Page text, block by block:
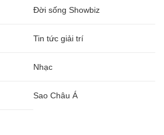
Đời sống Showbiz
Tin tức giải trí
Nhạc
Sao Châu Á